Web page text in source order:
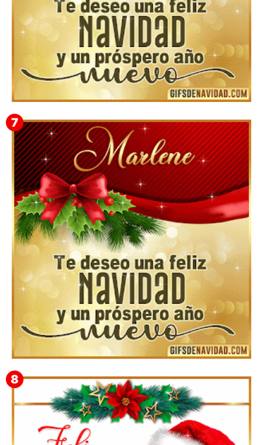
Te deseo una Feliz Navidad Bardona